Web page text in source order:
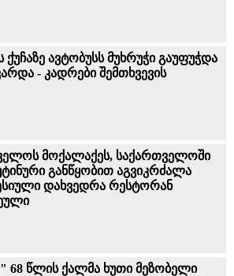
ქუჩაზე ავტობუსს მუხრუჭი გაუფუჭდა
- კადრები შემთხვევის
მოქალაქეს, საქართველოში
განწყობით აგვიკრძალა
დახვედრა რესტორან
68 წლის ქალმა ხუთი მეზობელი